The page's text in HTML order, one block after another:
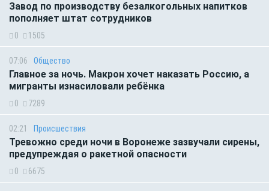
Завод по производству безалкогольных напитков
пополняет штат сотрудников
0 1505
07:06 Общество
Главное за ночь. Макрон хочет наказать Россию, а
мигранты изнасиловали ребёнка
0 7289
02:21 Происшествия
Тревожно среди ночи в Воронеже зазвучали сирены,
предупреждая о ракетной опасности
0 6675